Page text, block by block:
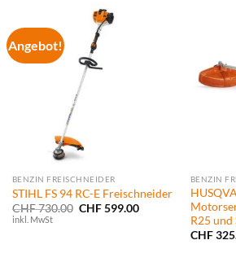
Angebot!
BENZIN FREISCHNEIDER
STIHL FS 94 RC-E Freischneider
CHF730.00 Ursprünglicher
CHF599.00Aktueller
CHF 599.00.
inkl. MwSt
BENZIN
R25 und
CHF